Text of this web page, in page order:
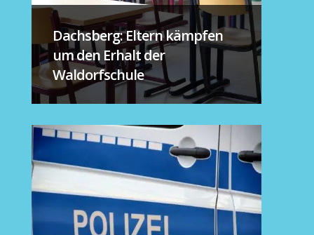
Dachsberg: Eltern kämpfen
um den Erhalt der
Waldorfschule